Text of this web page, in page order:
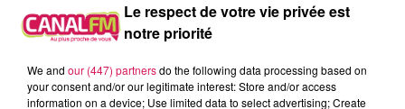
Canal fm
Le respect de votre vie privée est
notre priorité
We and our (447) partnersdo the following data processing based on
your consent and/or our legitimate interest: Store and/or access
information on a device; Use limited data to select advertising; Create